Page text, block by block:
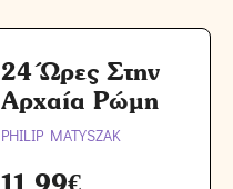
24 Ώρες Στην
Αρχαία Ρώμη
PHILIP MATYSZAK
11,99€